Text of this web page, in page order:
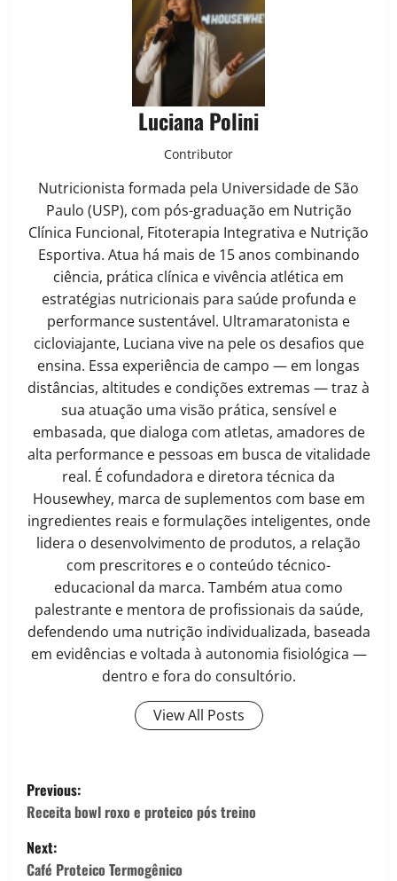
Luciana Polini
Contributor
Nutricionista formada pela Universidade de São
Paulo (USP), com pós-graduação em Nutrição
Clínica Funcional, Fitoterapia Integrativa e Nutrição
Esportiva. Atua há mais de 15 anos combinando
ciência, prática clínica e vivência atlética em
estratégias nutricionais para saúde profunda e
performance sustentável. Ultramaratonista e
cicloviajante, Luciana vive na pele os desafios que
ensina. Essa experiência de campo — em longas
distâncias, altitudes e condições extremas — traz à
sua atuação uma visão prática, sensível e
embasada, que dialoga com atletas, amadores de
alta performance e pessoas em busca de vitalidade
real. É cofundadora e diretora técnica da
Housewhey, marca de suplementos com base em
ingredientes reais e formulações inteligentes, onde
lidera o desenvolvimento de produtos, a relação
com prescritores e o conteúdo técnico-
educacional da marca. Também atua como
palestrante e mentora de profissionais da saúde,
defendendo uma nutrição individualizada, baseada
em evidências e voltada à autonomia fisiológica —
dentro e fora do consultório.
View All Posts
P
o
s
Previous:
Receita bowl roxo e proteico pós treino
Next:
Café Proteico Termogênico